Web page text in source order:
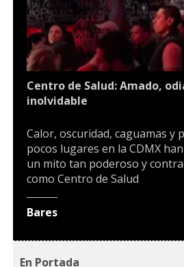
Centro de Salud: Amado,
inolvidable
Calor, oscuridad, caguamas y
pocos lugares en la CDMX
un mito tan poderoso y
como Centro de Salud
Bares
En Portada